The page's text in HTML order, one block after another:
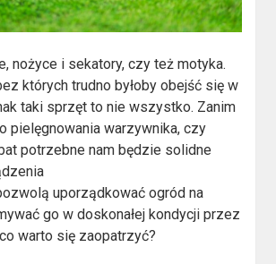
nożyce i sekatory, czy też motyka.
których trudno byłoby obejść się w
taki sprzęt to nie wszystko. Zanim
pielęgnowania warzywnika, czy
potrzebne nam będzie solidne
uporządkować ogród na
go w doskonałej kondycji przez
warto się zaopatrzyć?